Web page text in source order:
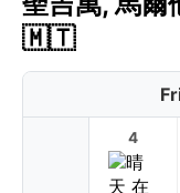
🇲🇹
4